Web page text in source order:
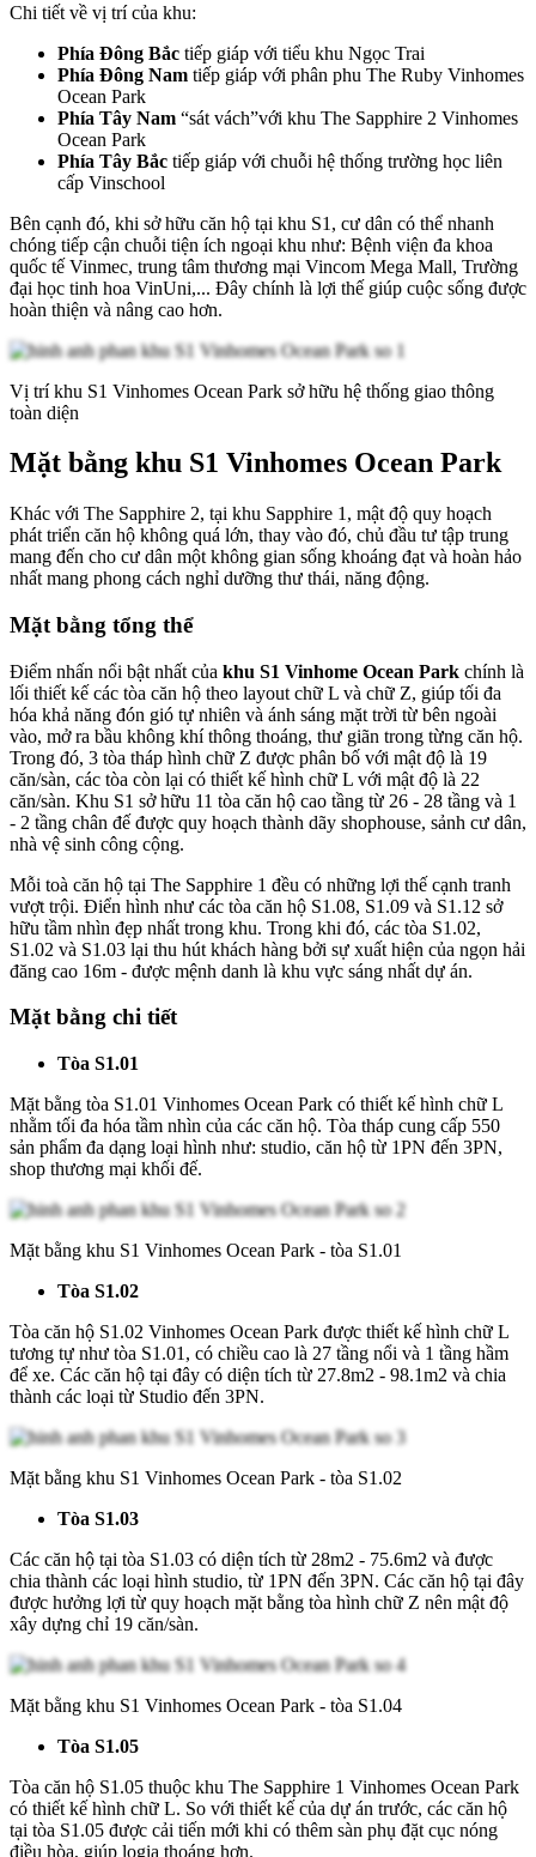
Chi tiết về vị trí của khu:
Phía Đông Bắc tiếp giáp với tiểu khu Ngọc Trai
Phía Đông Nam tiếp giáp với phân phu The Ruby Vinhomes
Ocean Park
Phía Tây Nam “sát vách”với khu The Sapphire 2 Vinhomes
Ocean Park
Phía Tây Bắc tiếp giáp với chuỗi hệ thống trường học liên
cấp Vinschool
Bên cạnh đó, khi sở hữu căn hộ tại khu S1, cư dân có thể nhanh
chóng tiếp cận chuỗi tiện ích ngoại khu như: Bệnh viện đa khoa
quốc tế Vinmec, trung tâm thương mại Vincom Mega Mall, Trường
đại học tinh hoa VinUni,... Đây chính là lợi thế giúp cuộc sống được
hoàn thiện và nâng cao hơn.
Vị trí khu S1 Vinhomes Ocean Park sở hữu hệ thống giao thông
toàn diện
Mặt bằng khu S1 Vinhomes Ocean Park
Khác với The Sapphire 2, tại khu Sapphire 1, mật độ quy hoạch
phát triển căn hộ không quá lớn, thay vào đó, chủ đầu tư tập trung
mang đến cho cư dân một không gian sống khoáng đạt và hoàn hảo
nhất mang phong cách nghỉ dưỡng thư thái, năng động.
Mặt bằng tổng thể
Điểm nhấn nổi bật nhất của khu S1 Vinhome Ocean Park chính là
lối thiết kế các tòa căn hộ theo layout chữ L và chữ Z, giúp tối đa
hóa khả năng đón gió tự nhiên và ánh sáng mặt trời từ bên ngoài
vào, mở ra bầu không khí thông thoáng, thư giãn trong từng căn hộ.
Trong đó, 3 tòa tháp hình chữ Z được phân bố với mật độ là 19
căn/sàn, các tòa còn lại có thiết kế hình chữ L với mật độ là 22
căn/sàn. Khu S1 sở hữu 11 tòa căn hộ cao tầng từ 26 - 28 tầng và 1
- 2 tầng chân đế được quy hoạch thành dãy shophouse, sảnh cư dân,
nhà vệ sinh công cộng.
Mỗi toà căn hộ tại The Sapphire 1 đều có những lợi thế cạnh tranh
vượt trội. Điển hình như các tòa căn hộ S1.08, S1.09 và S1.12 sở
hữu tầm nhìn đẹp nhất trong khu. Trong khi đó, các tòa S1.02,
S1.02 và S1.03 lại thu hút khách hàng bởi sự xuất hiện của ngọn hải
đăng cao 16m - được mệnh danh là khu vực sáng nhất dự án.
Mặt bằng chi tiết
Tòa S1.01
Mặt bằng tòa S1.01 Vinhomes Ocean Park có thiết kế hình chữ L
nhằm tối đa hóa tầm nhìn của các căn hộ. Tòa tháp cung cấp 550
sản phẩm đa dạng loại hình như: studio, căn hộ từ 1PN đến 3PN,
shop thương mại khối đế.
Mặt bằng khu S1 Vinhomes Ocean Park - tòa S1.01
Tòa S1.02
Tòa căn hộ S1.02 Vinhomes Ocean Park được thiết kế hình chữ L
tương tự như tòa S1.01, có chiều cao là 27 tầng nổi và 1 tầng hầm
để xe. Các căn hộ tại đây có diện tích từ 27.8m2 - 98.1m2 và chia
thành các loại từ Studio đến 3PN.
Mặt bằng khu S1 Vinhomes Ocean Park - tòa S1.02
Tòa S1.03
Các căn hộ tại tòa S1.03 có diện tích từ 28m2 - 75.6m2 và được
chia thành các loại hình studio, từ 1PN đến 3PN. Các căn hộ tại đây
được hưởng lợi từ quy hoạch mặt bằng tòa hình chữ Z nên mật độ
xây dựng chỉ 19 căn/sàn.
Mặt bằng khu S1 Vinhomes Ocean Park - tòa S1.04
Tòa S1.05
Tòa căn hộ S1.05 thuộc khu The Sapphire 1 Vinhomes Ocean Park
có thiết kế hình chữ L. So với thiết kế của dự án trước, các căn hộ
tại tòa S1.05 được cải tiến mới khi có thêm sàn phụ đặt cục nóng
điều hòa, giúp logia thoáng hơn.